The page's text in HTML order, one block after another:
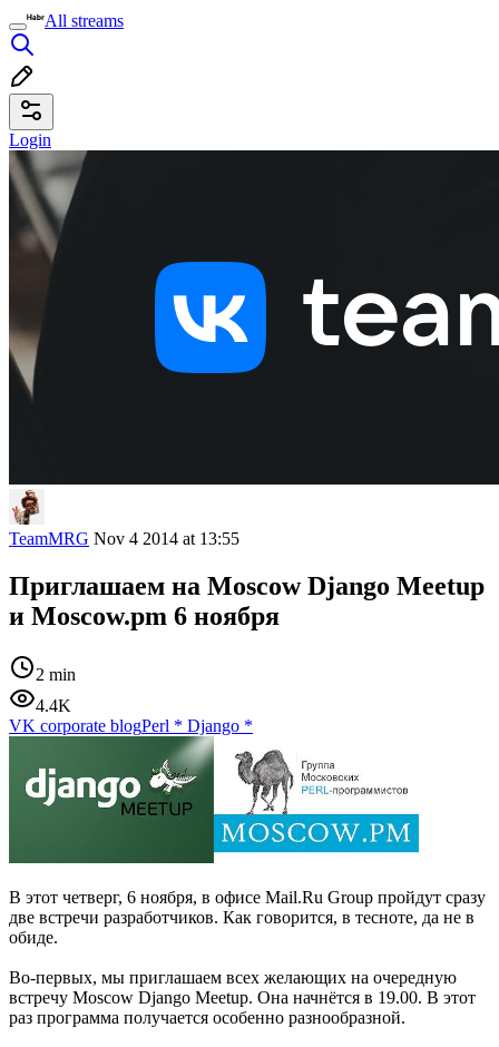
All streams
Login
TeamMRG Nov 4 2014 at 13:55
Приглашаем на Moscow Django Meetup
и Moscow.pm 6 ноября
2 min
4.4K
VK corporate blogPerl * Django *
В этот четверг, 6 ноября, в офисе Mail.Ru Group пройдут сразу
две встречи разработчиков. Как говорится, в тесноте, да не в
обиде.
Во-первых, мы приглашаем всех желающих на очередную
встречу Moscow Django Meetup. Она начнётся в 19.00. В этот
раз программа получается особенно разнообразной.